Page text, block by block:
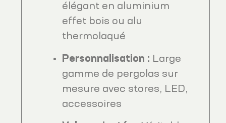
élégant en aluminium
effet bois ou alu
thermolaqué
Personnalisation : Large
gamme de pergolas sur
mesure avec stores, LED,
accessoires